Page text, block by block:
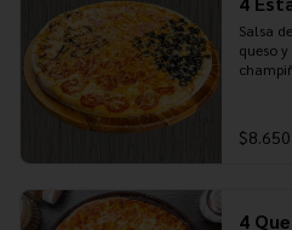
Salsa
queso
$8.650
4